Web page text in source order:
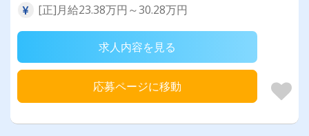
[正]月給23.38万円～30.28万円
求人内容を見る
応募ページに移動